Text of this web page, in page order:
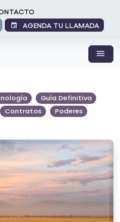
AGENDA TU LLAMADA
Guía Definitiva
Contratos Poderes